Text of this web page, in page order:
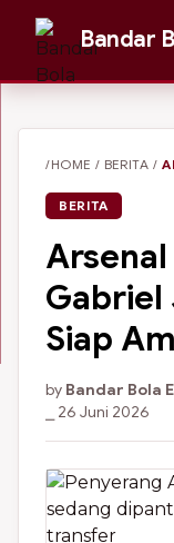
Bandar
/HOME / BERITA /
BERITA
Gabriel
Siap
by Bandar Bola
⎯ 26 Juni 2026